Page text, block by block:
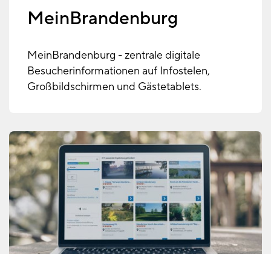
MeinBrandenburg
MeinBrandenburg - zentrale digitale
Besucherinformationen auf Infostelen,
Großbildschirmen und Gästetablets.